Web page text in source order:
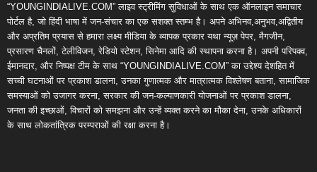
“YOUNGINDIALIVE.COM” लाइव स्ट्रीमिंग सुविधाओं के साथ एक ऑनलाइन समाचार
पोर्टल है, जो हिंदी भाषा में जन-संचार का एक सशक्त स्तम्भ है। अपने अभिनव,अनुभव,अद्वितीय
और अप्रतिम प्रयास से हमारा लक्ष्य मीडिया के व्यापक प्रकार यथा न्यूज़ पेपर, मैगजीन,
प्रसारण चैनलों, टेलीविजन, रेडियो स्टेशन, सिनेमा आदि की स्थापना करना है। अपनी परिपक्व,
ईमानदार, और निष्पक्ष टीम के साथ “YOUNGINDIALIVE.COM” का उद्देश्य देशहित में
सच्ची घटनाओं पर प्रकाश डालना, उनका गुणात्मक और मात्रात्मक विश्लेषण बताना, सामाजिक
समस्याओं को उजागर करना, सरकार की जन-कल्याणकारी योजनाओं पर प्रकाश डालना,
जनता की इच्छाओं, विचारों को समझना और उन्हें व्यक्त करने का मौका देना, उनके अधिकारों
के साथ लोकतांत्रिक परम्पराओं की रक्षा करना है।